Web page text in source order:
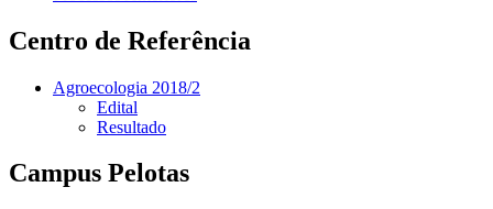
Centro de Referência
Agroecologia 2018/2
Edital
Resultado
Campus Pelotas